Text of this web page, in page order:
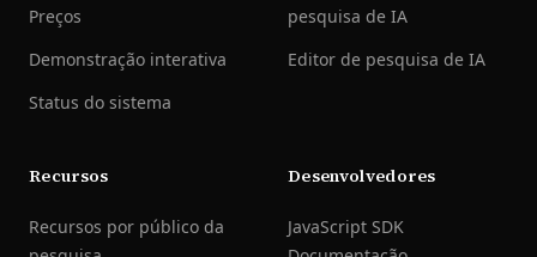
Preços
Demonstração interativa
Status do sistema
pesquisa de IA
Editor de pesquisa de IA
Recursos
Recursos por público da
Desenvolvedores
JavaScript SDK